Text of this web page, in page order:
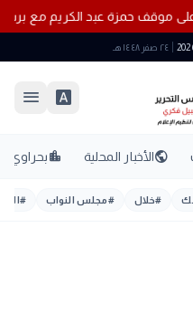
موقف حمزة عبد الكريم مع
٢٤ صفر ١٤٤٨ هـ
font_download
menu
publicالأخبار المحلية location_cityبحراوي
#خلال #مجلس النواب #